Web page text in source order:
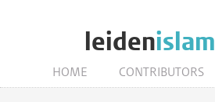
leidenislam
HOME CONTRIBUTORS